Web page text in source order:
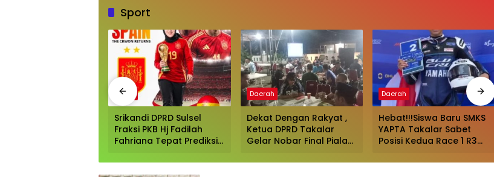
Sport
Sport
Srikandi DPRD Sulsel
Fraksi PKB Hj Fadilah
Fahriana Tepat Prediksi
Dunia 2026
Daerah
Dekat Dengan Rakyat ,
Ketua DPRD Takalar
Gelar Nobar Final Piala
para Pendukung
Daerah
Hebat!!!Siswa Baru SMKS
YAPTA Takalar Sabet
Posisi Kedua Race 1 R3
Championship